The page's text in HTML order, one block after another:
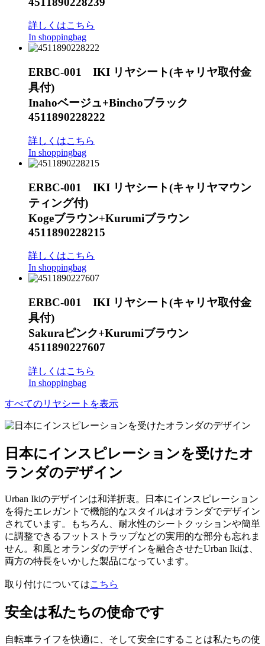
詳しくはこちら
In shoppingbag
ERBC-001 IKI リヤシート(キャリヤ取付金
具付)
Inahoベージュ+Binchoブラック
4511890228222
詳しくはこちら
In shoppingbag
ERBC-001 IKI リヤシート(キャリヤマウン
ティング付)
Kogeブラウン+Kurumiブラウン
4511890228215
詳しくはこちら
In shoppingbag
ERBC-001 IKI リヤシート(キャリヤ取付金
具付)
Sakuraピンク+Kurumiブラウン
4511890227607
詳しくはこちら
In shoppingbag
すべてのリヤシートを表示
日本にインスピレーションを受けたオ
ランダのデザイン
Urban Ikiのデザインは和洋折衷。日本にインスピレーション
を得たエレガントで機能的なスタイルはオランダでデザイン
されています。もちろん、耐水性のシートクッションや簡単
に調整できるフットストラップなどの実用的な部分も忘れま
せん。和風とオランダのデザインを融合させたUrban Ikiは、
両方の特長をいかした製品になっています。
取り付けについてはこちら
安全は私たちの使命です
自転車ライフを快適に、そして安全にすることは私たちの使